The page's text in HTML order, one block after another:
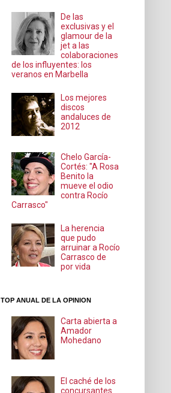
De las
exclusivas y el
glamour de la
jet a las
colaboraciones
de los influyentes: los
veranos en Marbella
Los mejores
discos
andaluces de
2012
Chelo García-
Cortés: "A Rosa
Benito la
mueve el odio
contra Rocío
Carrasco"
La herencia
que pudo
arruinar a Rocío
Carrasco de
por vida
TOP ANUAL DE LA OPINION
Carta abierta a
Amador
Mohedano
El caché de los
concursantes